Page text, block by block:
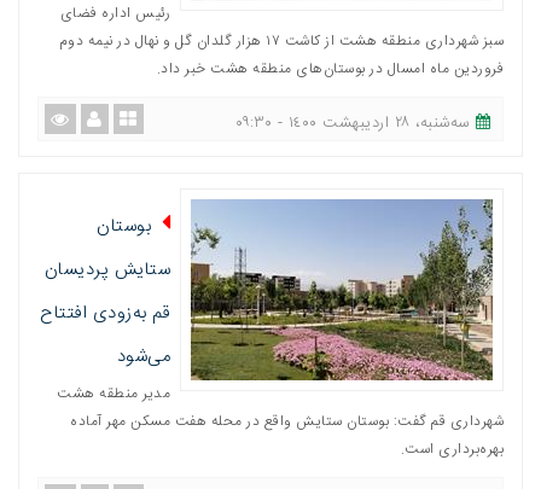
رئیس اداره فضای
سبز شهرداری منطقه هشت از کاشت ١٧ هزار گلدان گل و نهال در نیمه دوم
فروردین ماه امسال در بوستان‌های منطقه هشت خبر داد.
ﺳﻪشنبه، ٢٨ اردیبهشت ١٤٠٠ - ٠٩:٣٠
بوستان
ستایش پردیسان
قم به‌زودی افتتاح
می‌شود
مدیر منطقه هشت
شهرداری قم گفت: بوستان ستایش واقع در محله هفت مسکن مهر آماده
بهره‌برداری است.